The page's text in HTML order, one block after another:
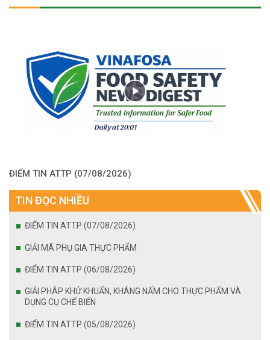
ĐIỂM TIN ATTP (07/08/2026)
TIN ĐỌC NHIỀU
ĐIỂM TIN ATTP (07/08/2026)
GIẢI MÃ PHỤ GIA THỰC PHẨM
ĐIỂM TIN ATTP (06/08/2026)
GIẢI PHÁP KHỬ KHUẨN, KHÁNG NẤM CHO THỰC PHẨM VÀ
DỤNG CỤ CHẾ BIẾN
ĐIỂM TIN ATTP (05/08/2026)